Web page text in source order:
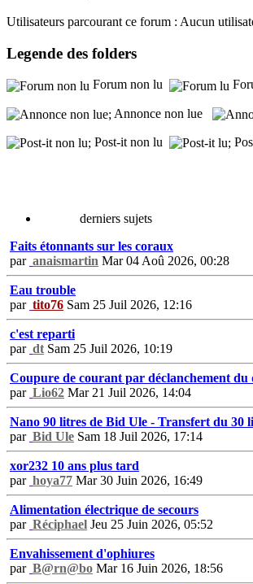
Utilisateurs parcourant ce forum : Aucun
Legende des folders
Forum non lu
Annonce non lue
Post-it non lu
derniers sujets
Faits étonnants sur les coraux
par anaismartin Mar 04 Aoû 2026, 00:28
Eau trouble
par tito76 Sam 25 Juil 2026, 12:16
c'est reparti
par dtSam 25 Juil 2026, 10:19
Coupure de courant par déclanchement du
par Lio62 Mar 21 Juil 2026, 14:04
Nano 90 litres de Bid Ule - Transfert du 30
par Bid Ule Sam 18 Juil 2026, 17:14
xor232 10 ans plus tard
par hoya77 Mar 30 Juin 2026, 16:49
Alimentation électrique de secours
par Réciphael Jeu 25 Juin 2026, 05:52
Envahissement d'ophiures
par B@rn@bo Mar 16 Juin 2026, 18:56